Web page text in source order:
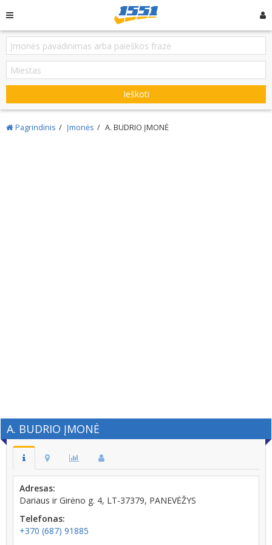
Ieškoti
Pagrindinis Įmonės A. BUDRIO ĮMONĖ
A. BUDRIO ĮMONĖ
Adresas:
Dariaus ir Girėno g. 4, LT-37379, PANEVĖŽYS
Telefonas:
+370 (687) 91885